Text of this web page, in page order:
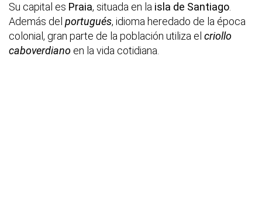
Su capital es Praia, situada en la isla de Santiago
Además del portugués, idioma heredado de la época
colonial, gran parte de la población utiliza el criollo
caboverdiano en la vida cotidiana.